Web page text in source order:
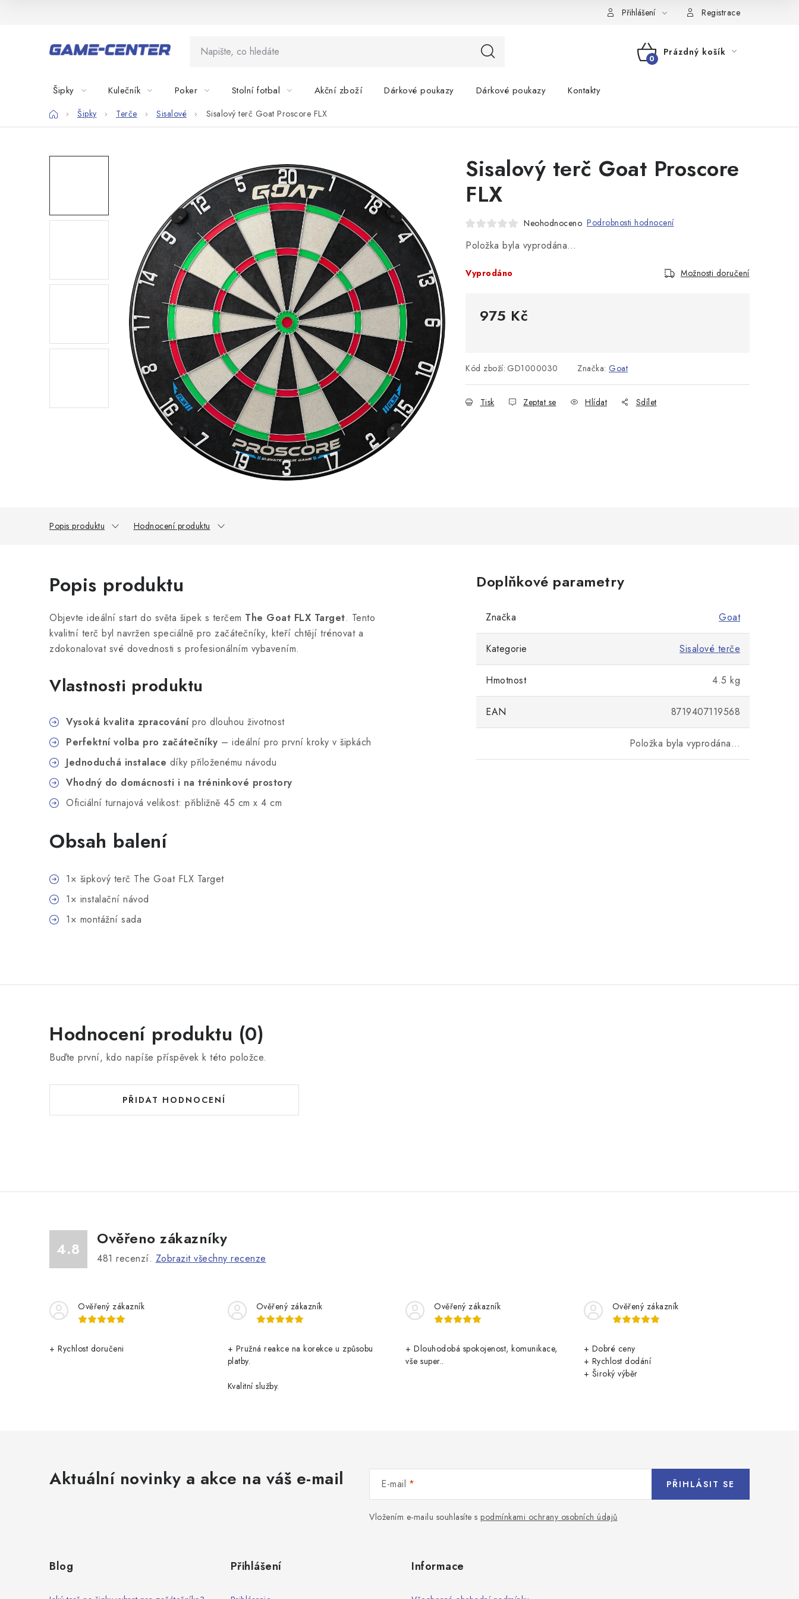
Přihlášení Registrace
NÁKUPNÍ
Prázdný košík
Šipky Kulečník Poker Stolní fotbal Akční zboží Dárkové poukazy Dárkové poukazy Kontakty
DomůŠipky Terče Sisalové Sisalový terč Goat Proscore FLX
Sisalový terč Goat Proscore
FLX
Neohodnoceno Podrobnosti hodnocení
Položka byla vyprodána…
Vyprodáno Možnosti doručení
975 Kč
Kód zboží: GD1000030 Značka: Goat
Tisk Zeptat se Hlídat Sdílet
Popis produktu Hodnocení produktu
Popis produktu
Objevte ideální start do světa šipek s terčem The Goat FLX Target. Tento
kvalitní terč byl navržen speciálně pro začátečníky, kteří chtějí trénovat a
zdokonalovat své dovednosti s profesionálním vybavením.
Vlastnosti produktu
Vysoká kvalita zpracovánípro dlouhou životnost
Perfektní volba pro začátečníky – ideální pro první kroky v šipkách
Jednoduchá instalace díky přiloženému návodu
Vhodný do domácnosti i na tréninkové prostory
Oficiální turnajová velikost: přibližně 45 cm x 4 cm
Obsah balení
1× šipkový terč The Goat FLX Target
1× instalační návod
1× montážní sada
Doplňkové parametry
Značka Goat
Kategorie Sisalové terče
Hmotnost 4.5 kg
EAN 8719407119568
Položka byla vyprodána…
Hodnocení produktu (0)
Buďte první, kdo napíše příspěvek k této položce.
PŘIDAT HODNOCENÍ
4.8
Ověřeno zákazníky
481 recenzí. Zobrazit všechny recenze
Ověřený zákazník
+ Rychlost doručeni
Ověřený zákazník
+ Pružná reakce na korekce u způsobu
platby.
Kvalitní služby.
Ověřený zákazník
+ Dlouhodobá spokojenost, komunikace,
vše super..
Ověřený zákazník
+ Dobré ceny
+ Rychlost dodání
+ Široký výběr
Aktuální novinky a akce na váš e-mail E-mail
Vložením e-mailu souhlasíte s podmínkami ochrany osobních údajů
PŘIHLÁSIT SE
Blog Přihlášení Informace